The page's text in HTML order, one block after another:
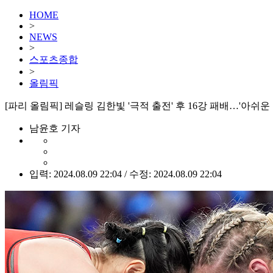
HOME
>
NEWS
>
스포츠종합
>
올림픽
[파리 올림픽] 레슬링 김한빛 '극적 출전' 후 16강 패배…'아쉬운
남윤호 기자
입력: 2024.08.09 22:04 / 수정: 2024.08.09 22:04